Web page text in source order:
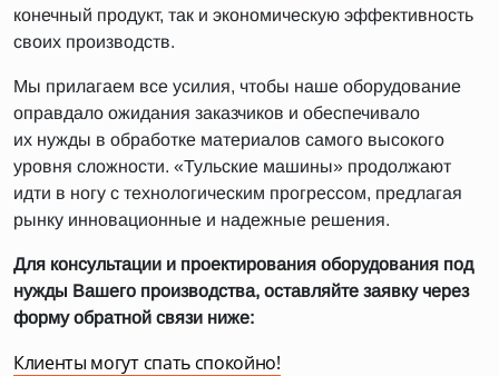
конечный продукт, так и экономическую эффективность
своих производств.
Мы прилагаем все усилия, чтобы наше оборудование
оправдало ожидания заказчиков и обеспечивало
их нужды в обработке материалов самого высокого
уровня сложности. «Тульские машины» продолжают
идти в ногу с технологическим прогрессом, предлагая
рынку инновационные и надежные решения.
Для консультации и проектирования оборудования под
нужды Вашего производства, оставляйте заявку через
форму обратной связи ниже:
Клиенты могут спать спокойно!